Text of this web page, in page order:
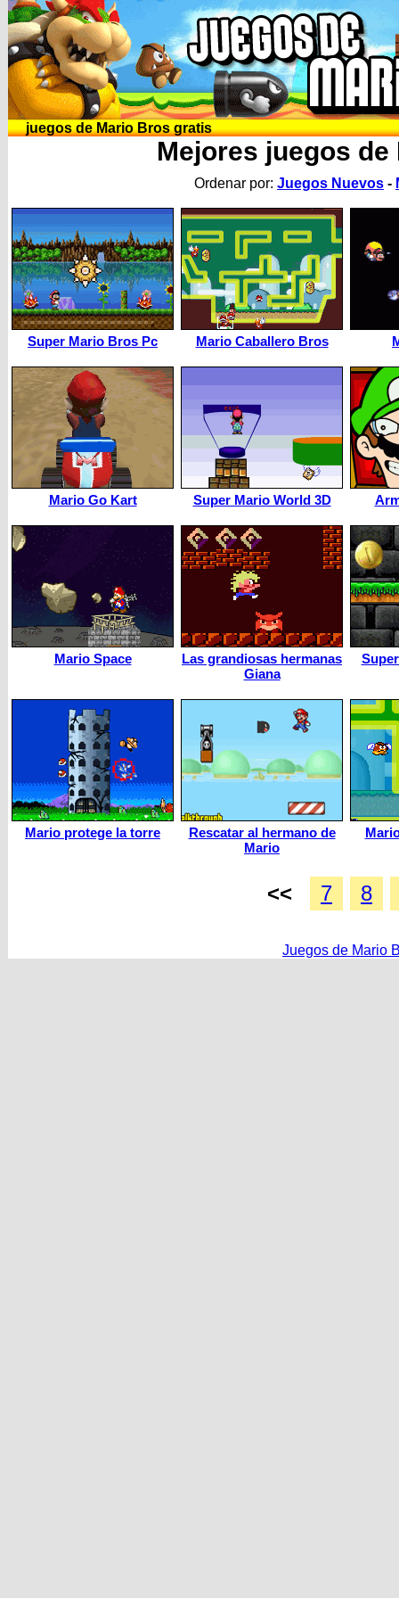
juegos de Mario Bros gratis
Mejores juegos
Ordenar por: Juegos Nuevos -
Super Mario Bros Pc Mario Caballero Bros
Mario Go Kart Super Mario World 3D
Mario Space
Las grandiosas hermanas
Giana
Mario protege la torre
Rescatar al hermano de
Mario
<< 7 8
Juegos de Mario